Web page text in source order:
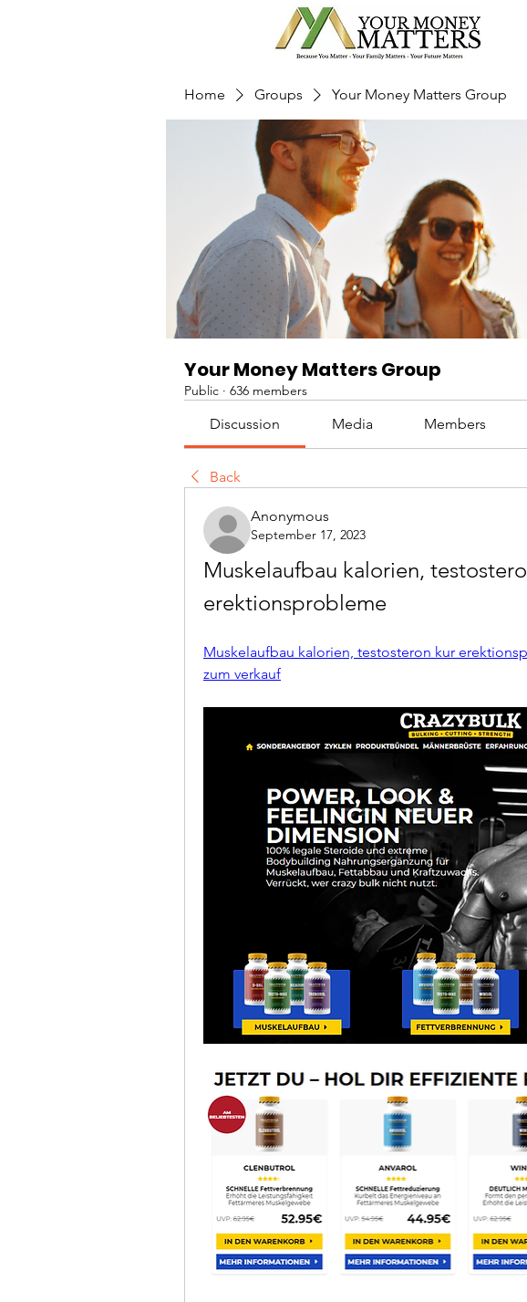
Home Groups Your Money Matters Group
Your Money Matters Group
Public · 636 members
Discussion Media Members
Back
Anonymous
September 17, 2023
Muskelaufbau kalorien,
erektionsprobleme
Muskelaufbau kalorien, testosteron kur
zum verkauf